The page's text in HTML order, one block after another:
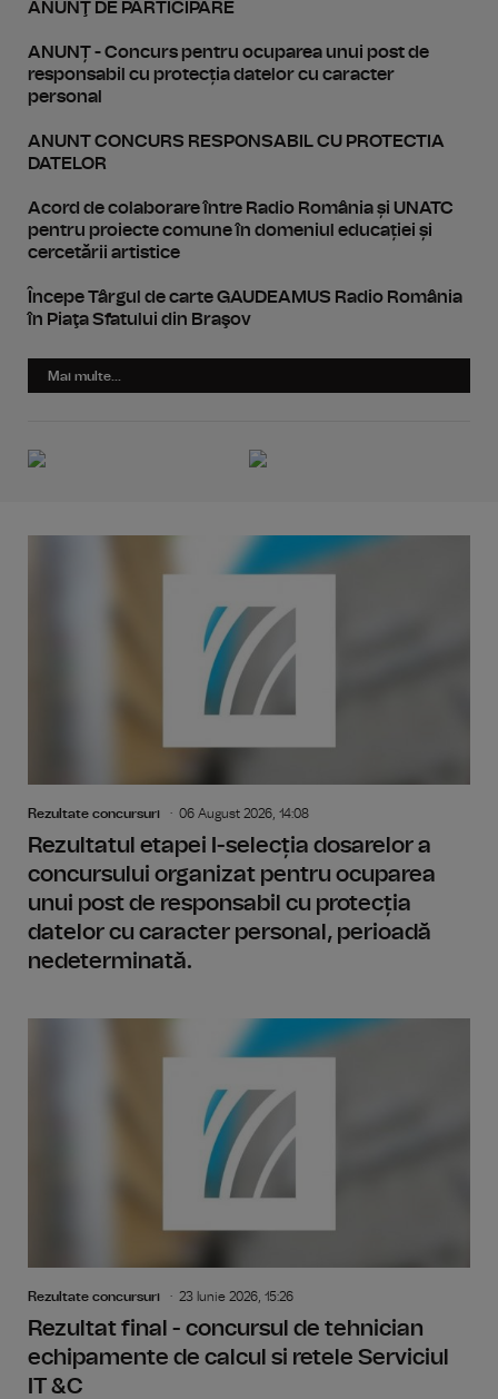
ANUNŢ DE PARTICIPARE
ANUNȚ - Concurs pentru ocuparea unui post de
responsabil cu protecția datelor cu caracter
personal
ANUNT CONCURS RESPONSABIL CU PROTECTIA
DATELOR
Acord de colaborare între Radio România și UNATC
pentru proiecte comune în domeniul educației și
cercetării artistice
Începe Târgul de carte GAUDEAMUS Radio România
în Piaţa Sfatului din Braşov
Mai multe...
Rezultate concursuri 06 August 2026, 14:08
Rezultatul etapei I-selecția dosarelor a
concursului organizat pentru ocuparea
unui post de responsabil cu protecția
datelor cu caracter personal, perioadă
nedeterminată.
Rezultate concursuri 23 Iunie 2026, 15:26
Rezultat final - concursul de tehnician
echipamente de calcul si retele Serviciul
IT &C